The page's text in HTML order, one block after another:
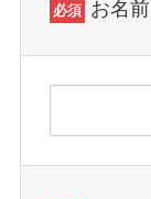
必須 お名前